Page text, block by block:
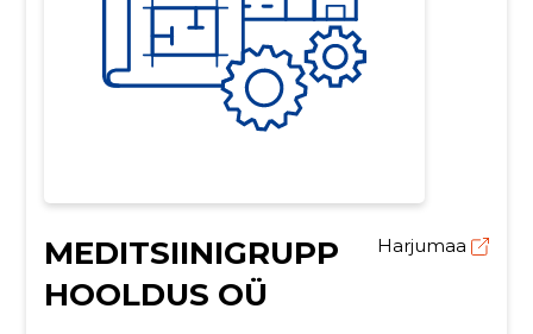
MEDITSIINIGRUPP
HOOLDUS OÜ
Harjumaa